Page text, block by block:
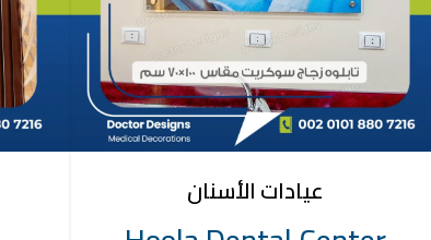
عيادات الأسنان